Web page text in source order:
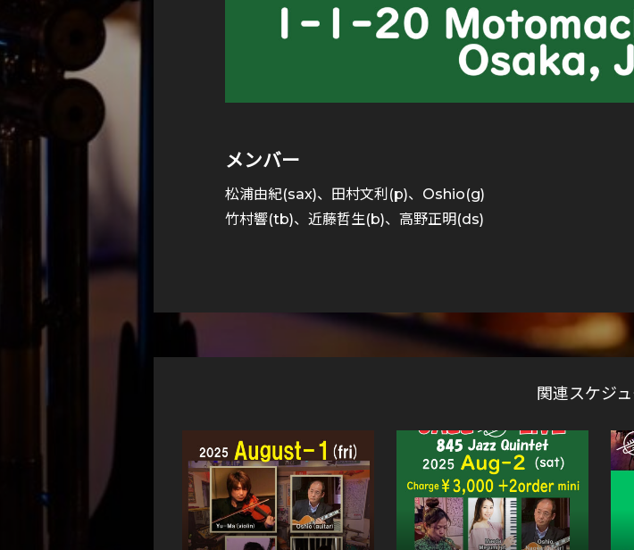
メンバー
松浦由紀(sax)、田村文利(p)、Oshio(g)
竹村響(tb)、近藤哲生(b)、高野正明(ds)
関連スケジ